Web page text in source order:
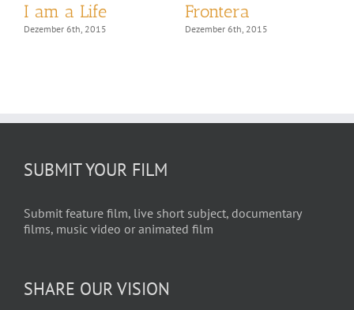
I am a Life
Dezember 6th, 2015
Frontera
Dezember 6th, 2015
SUBMIT YOUR FILM
Submit feature film, live short subject, documentary
films, music video or animated film
SHARE OUR VISION